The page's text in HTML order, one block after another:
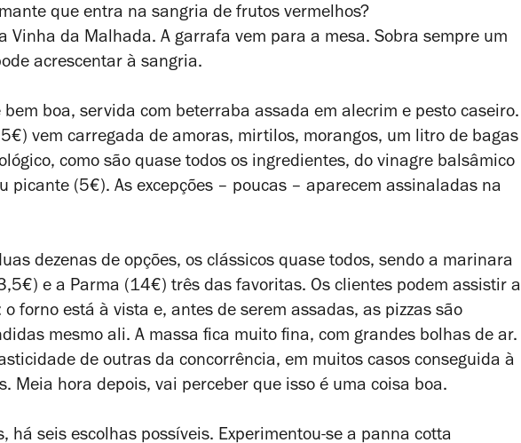
que entra na sangria de frutos vermelhos?
Vinha da Malhada. A garrafa vem para a mesa. Sobra sempre um
acrescentar à sangria.
boa, servida com beterraba assada em alecrim e pesto caseiro.
vem carregada de amoras, mirtilos, morangos, um litro de bagas
como são quase todos os ingredientes, do vinagre balsâmico
picante (5€). As excepções – poucas – aparecem assinaladas na
dezenas de opções, os clássicos quase todos, sendo a marinara
e a Parma (14€) três das favoritas. Os clientes podem assistir a
o forno está à vista e, antes de serem assadas, as pizzas são
mesmo ali. A massa fica muito fina, com grandes bolhas de ar.
de outras da concorrência, em muitos casos conseguida à
Meia hora depois, vai perceber que isso é uma coisa boa.
há seis escolhas possíveis. Experimentou-se a panna cotta